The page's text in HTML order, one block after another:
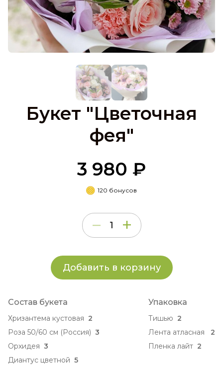
Букет "Цветочная
фея"
3 980 ₽
120 бонусов
Добавить в корзину
Состав букета
Хризантема кустовая 2
Роза 50/60 см (Россия) 3
Орхидея 3
Диантус цветной 5
Упаковка
Тишью 2
Лента атласная
2
Пленка лайт 2